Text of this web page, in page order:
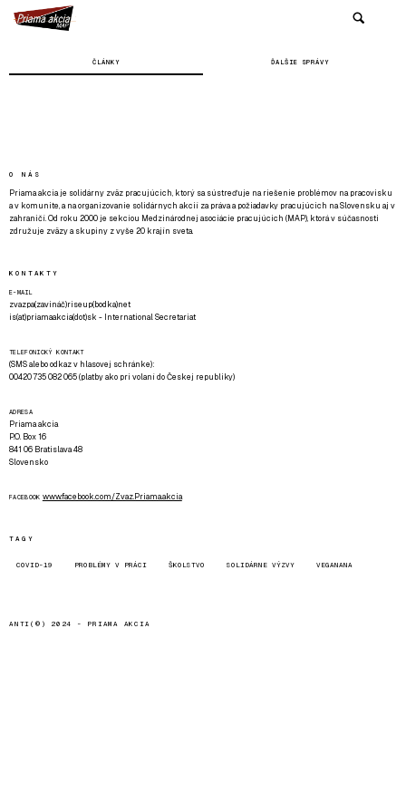
ČLÁNKY ĎALŠIE SPRÁVY
O NÁS
Priama akcia je solidárny zväz pracujúcich, ktorý sa sústreďuje na riešenie problémov na pracovisku
a v komunite, a na organizovanie solidárnych akcií za práva a požiadavky pracujúcich na Slovensku aj v
zahraničí. Od roku 2000 je sekciou Medzinárodnej asociácie pracujúcich (MAP), ktorá v súčasnosti
združuje zväzy a skupiny z vyše 20 krajín sveta.
KONTAKTY
E-MAIL
zvazpa(zavináč)riseup(bodka)net
is(at)priamaakcia(dot)sk - International Secretariat
TELEFONICKÝ KONTAKT
(SMS alebo odkaz v hlasovej schránke):
00420 735 082 065 (platby ako pri volaní do Českej republiky)
ADRESA
Priama akcia
P.O. Box 16
841 06 Bratislava 48
Slovensko
FACEBOOK www.facebook.com/Zvaz.Priama.akcia
TAGY
COVID-19 PROBLÉMY V PRÁCI ŠKOLSTVO SOLIDÁRNE VÝZVY VEGANANA
ANTI(©) 2024 - PRIAMA AKCIA